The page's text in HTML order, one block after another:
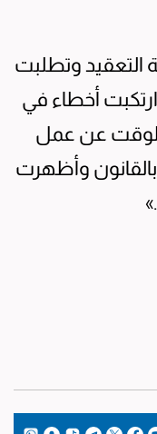
التعقيد وتطلبت
ارتكبت أخطاء في
الوقت عن عمل
بالقانون وأظهرت